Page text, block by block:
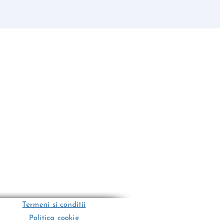
Termeni si conditii
Politica cookie